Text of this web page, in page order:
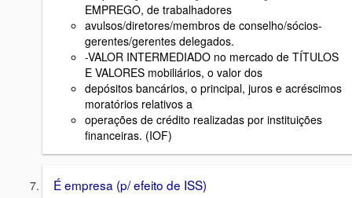
EMPREGO, de trabalhadores
avulsos/diretores/membros de conselho/sócios-
gerentes/gerentes delegados.
-VALOR INTERMEDIADO no mercado de TÍTULOS
E VALORES mobiliários, o valor dos
depósitos bancários, o principal, juros e acréscimos
moratórios relativos a
operações de crédito realizadas por instituições
financeiras. (IOF)
É empresa (p/ efeito de ISS)